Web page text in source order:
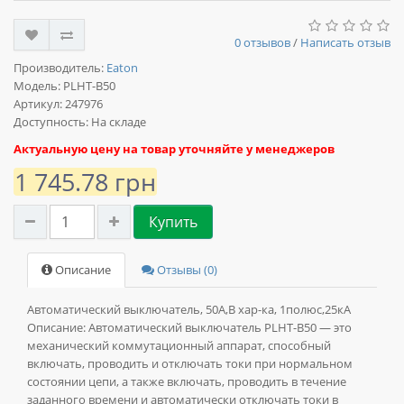
0 отзывов/ Написать отзыв
Производитель: Eaton
Модель: PLHT-B50
Артикул: 247976
Доступность: На складе
Актуальную цену на товар уточняйте у менеджеров
1 745.78 грн
Купить
Описание Отзывы (0)
Автоматический выключатель, 50А,В хар-ка, 1полюс,25кА
Описание:Автоматический выключатель PLHT-B50 — это
механический коммутационный аппарат, способный
включать, проводить и отключать токи при нормальном
состоянии цепи, а также включать, проводить в течение
заданного времени и автоматически отключать токи в